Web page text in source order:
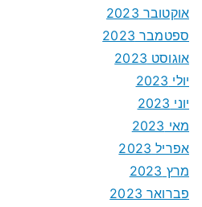
אוקטובר 2023
ספטמבר 2023
אוגוסט 2023
יולי 2023
יוני 2023
מאי 2023
אפריל 2023
מרץ 2023
פברואר 2023